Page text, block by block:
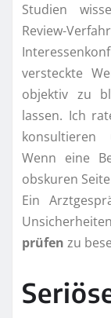
Studien
Review-
versteckte
objektiv zu
lassen. Ich
konsultieren
Wenn eine
obskuren
Ein
prüfen zu